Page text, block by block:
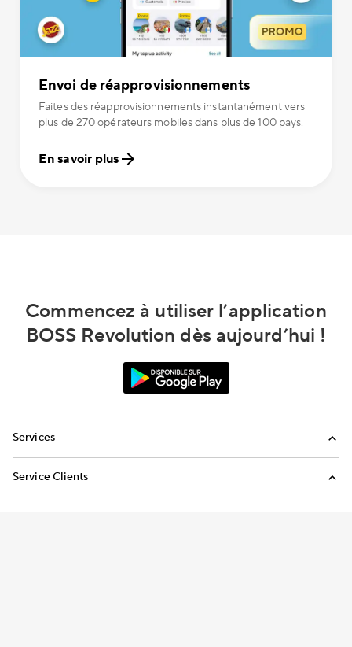
Envoi de réapprovisionnements
Faites des réapprovisionnements instantanément vers
plus de 270 opérateurs mobiles dans plus de 100 pays.
En savoir plus
Commencez à utiliser l’application
BOSS Revolution dès aujourd’hui !
Services
Envoi de réapprovisionnements
Service Clients